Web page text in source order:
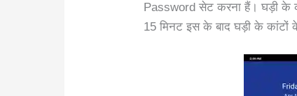
Password सेट करना हैं। घड़ी
15 मिनट इस के बाद घड़ी के